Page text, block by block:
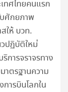
ทศไทยคนแรก
ศักยภาพ
ให้ บวท.
วปฏิบัติใหม่
การจราจรทาง
าตรฐานความ
ารบินโลกใน